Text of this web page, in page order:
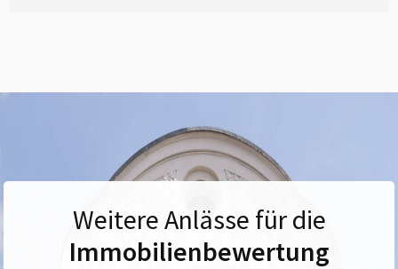
Weitere Anlässe für die
Immobilienbewertung